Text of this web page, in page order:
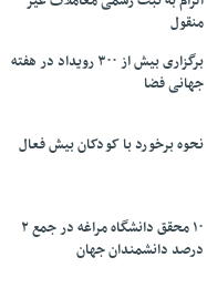
منقول
برگزاری بیش از ۳۰۰ رویداد در هفته
جهانی فضا
نحوه برخورد با کودکان بیش فعال
۱۰ محقق دانشگاه مراغه در جمع ۲
درصد دانشمندان جهان